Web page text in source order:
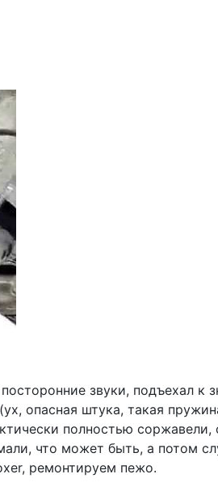
звуки, подъехал
опасная штука, такая
полностью
что может быть, а потом
ремонтируем пежо.